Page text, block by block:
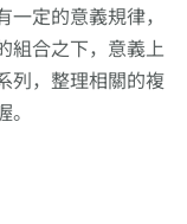
定的意義規律，
組合之下，意義上
列，整理相關的複